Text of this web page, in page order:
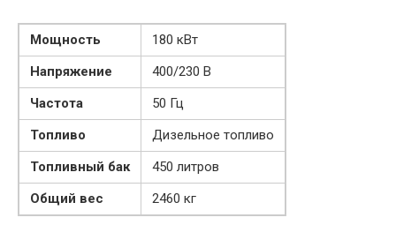
Мощность
180 кВт
Напряжение
400/230 В
Частота
50 Гц
Топливо
Дизельное топливо
Топливный бак
450 литров
Общий вес
2460 кг